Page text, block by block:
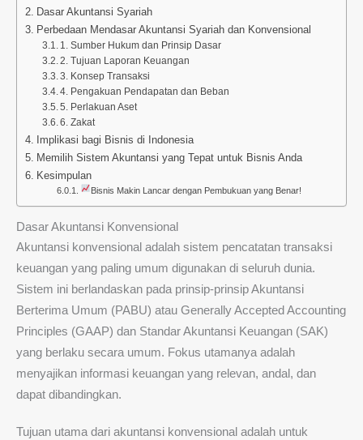
Dasar Akuntansi Syariah
Perbedaan Mendasar Akuntansi Syariah dan Konvensional
1. Sumber Hukum dan Prinsip Dasar
2. Tujuan Laporan Keuangan
3. Konsep Transaksi
4. Pengakuan Pendapatan dan Beban
5. Perlakuan Aset
6. Zakat
Implikasi bagi Bisnis di Indonesia
Memilih Sistem Akuntansi yang Tepat untuk Bisnis Anda
Kesimpulan
Bisnis Makin Lancar dengan Pembukuan yang Benar!
Dasar Akuntansi Konvensional
Akuntansi konvensional adalah sistem pencatatan transaksi
keuangan yang paling umum digunakan di seluruh dunia.
Sistem ini berlandaskan pada prinsip-prinsip Akuntansi
Berterima Umum (PABU) atau Generally Accepted Accounting
Principles (GAAP) dan Standar Akuntansi Keuangan (SAK)
yang berlaku secara umum. Fokus utamanya adalah
menyajikan informasi keuangan yang relevan, andal, dan
dapat dibandingkan.
Tujuan utama dari akuntansi konvensional adalah untuk